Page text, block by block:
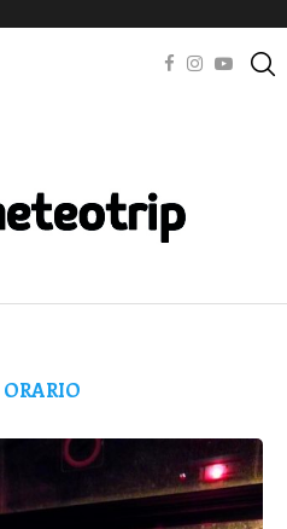
ORARIO